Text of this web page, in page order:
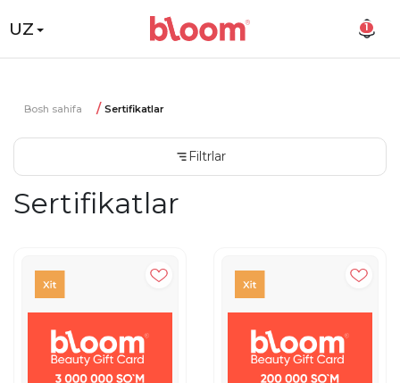
UZ 1
Bosh sahifa Sertifikatlar
Filtrlar
Sertifikatlar